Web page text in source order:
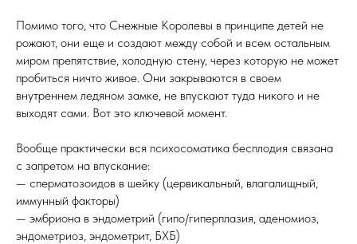
Помимо того, что Снежные Королевы в принципе детей не
рожают, они еще и создают между собой и всем остальным
миром препятствие, холодную стену, через которую не может
пробиться ничто живое. Они закрываются в своем
внутреннем ледяном замке, не впускают туда никого и не
выходят сами. Вот это ключевой момент.
Вообще практически вся психосоматика бесплодия связана
с запретом на впускание:
— сперматозоидов в шейку (цервикальный, влагалищный,
иммунный факторы)
— эмбриона в эндометрий (гипо/гиперплазия, аденомиоз,
эндометриоз, эндометрит, БХБ)